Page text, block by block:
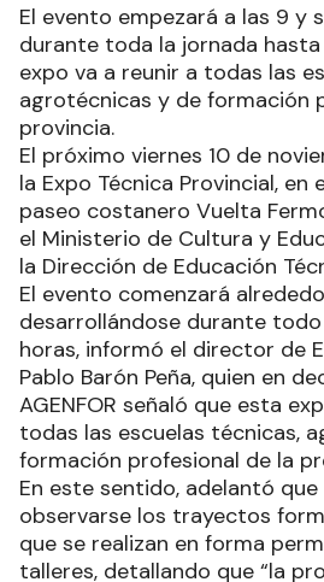
El evento empezará a las 9 y
durante toda la jornada hasta
expo va a reunir a todas las
agrotécnicas y de formación
provincia.
El próximo viernes 10 de
la Expo Técnica Provincial, en
paseo costanero Vuelta
el Ministerio de Cultura y
la Dirección de Educación
El evento comenzará
desarrollándose durante
horas, informó el director de
Pablo Barón Peña, quien en
AGENFOR señaló que esta
todas las escuelas técnicas,
formación profesional de la
En este sentido, adelantó
observarse los trayectos
que se realizan en forma
talleres, detallando que “la